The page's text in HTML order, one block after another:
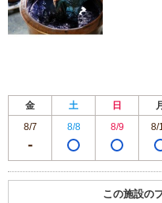
金 土 日
8/7
8/8 8/9 8/
この施設の